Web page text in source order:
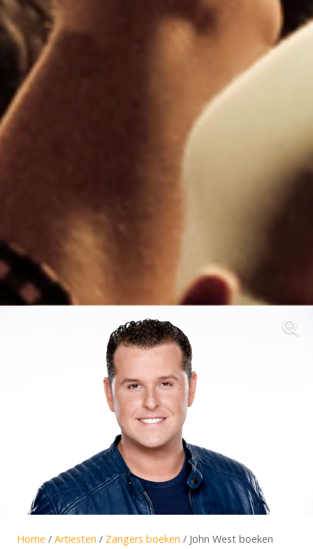
Home / Artiesten / Zangers boeken / John West boeken